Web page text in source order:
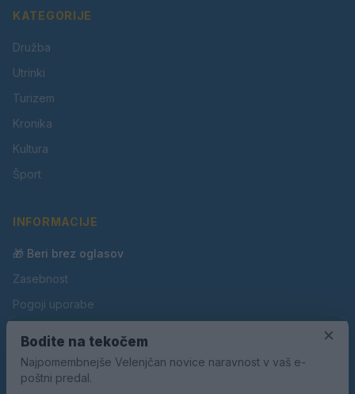
KATEGORIJE
Družba
Utrinki
Turizem
Kronika
Kultura
Šport
INFORMACIJE
🎁 Beri brez oglasov
Zasebnost
Pogoji uporabe
Oglaševanje
Kontakt
×
Bodite na tekočem
Najpomembnejše Velenjčan novice naravnost v vaš e-
poštni predal.